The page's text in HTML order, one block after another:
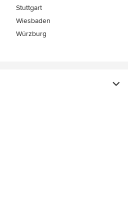
Stuttgart
Wiesbaden
Würzburg